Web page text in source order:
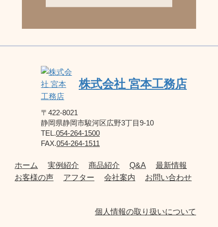
株式会社 宮本工務店
〒422-8021
静岡県静岡市駿河区広野3丁目9-10
TEL.054-264-1500
FAX.054-264-1511
ホーム 実例紹介 商品紹介 Q&A
最新情報
お客様の声
アフター 会社案内 お問い合わせ
個人情報の取り扱いについて